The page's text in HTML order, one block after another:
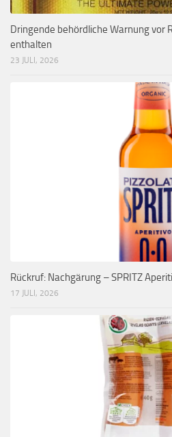
Dringende behördliche Warnung vor
enthalten
23 JULI, 2026
Rückruf: Nachgärung – SPRITZ
17 JULI, 2026